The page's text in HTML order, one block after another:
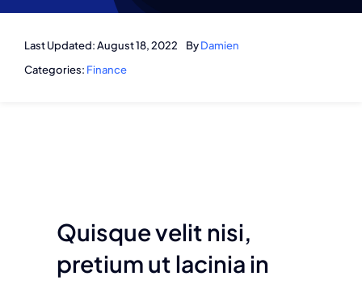
Last Updated: August 18, 2022 ByDamien
Categories: Finance
Quisque velit nisi,
pretium ut lacinia in